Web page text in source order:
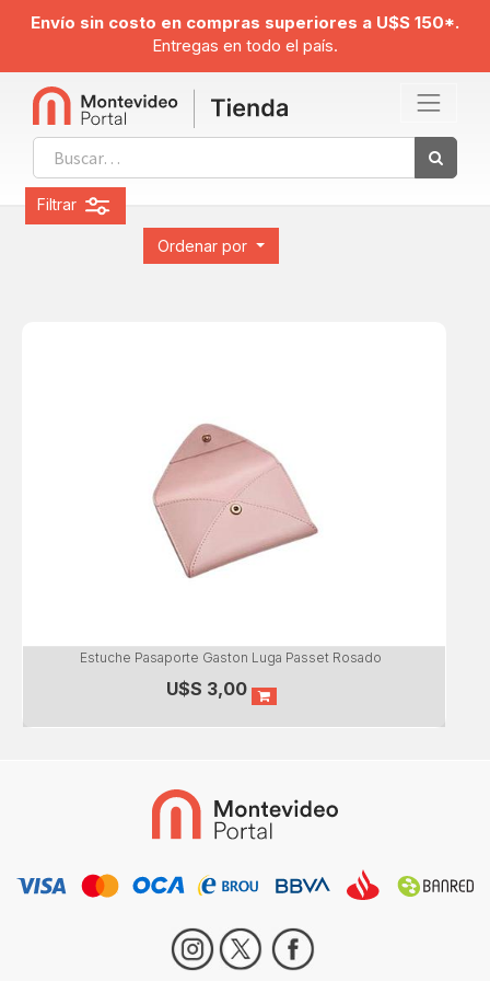
Envío sin costo en compras superiores a U$S 150*.
Entregas en todo el país.
Ordenar por
Filtrar
Estuche Pasaporte Gaston Luga Passet Rosado
U$S 3,00